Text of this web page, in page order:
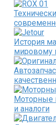
История
мировому
Моторные
и аналоги